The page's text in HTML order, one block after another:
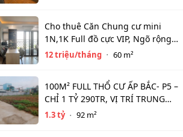
Cho thuê Căn Chung cư mini
1N,1K Full đồ cực VIP, Ngõ rộng
View toàn mặt hồ Tây. Chỉ 12tr
12 triệu/tháng 60 m²
100M² FULL THỔ CƯ ẤP BẮC- P5 –
CHỈ 1 TỶ 290TR, VỊ TRÍ TRUNG
TÂM NGÂN HÀNG HỖ TRỢ 800TR
1.3 tỷ 92 m²